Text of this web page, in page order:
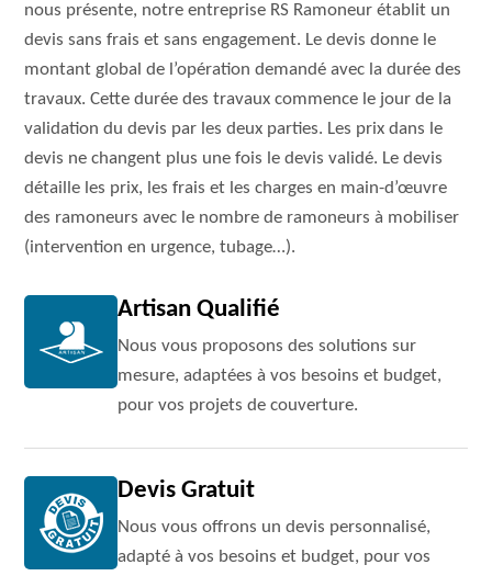
nous présente, notre entreprise RS Ramoneur établit un
devis sans frais et sans engagement. Le devis donne le
montant global de l’opération demandé avec la durée des
travaux. Cette durée des travaux commence le jour de la
validation du devis par les deux parties. Les prix dans le
devis ne changent plus une fois le devis validé. Le devis
détaille les prix, les frais et les charges en main-d’œuvre
des ramoneurs avec le nombre de ramoneurs à mobiliser
(intervention en urgence, tubage…).
Artisan Qualifié
Nous vous proposons des solutions sur
mesure, adaptées à vos besoins et budget,
pour vos projets de couverture.
Devis Gratuit
Nous vous offrons un devis personnalisé,
adapté à vos besoins et budget, pour vos